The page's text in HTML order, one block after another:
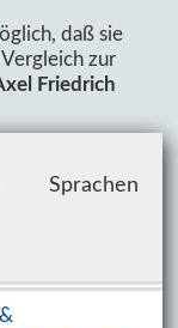
Sprachen
daß sie
zur
Friedrich